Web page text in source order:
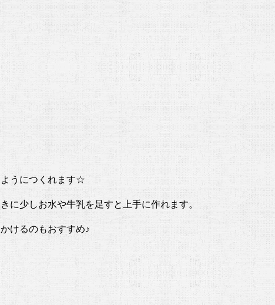
ようにつくれます☆
に少しお水や牛乳を足すと上手に作れます。
けるのもおすすめ♪